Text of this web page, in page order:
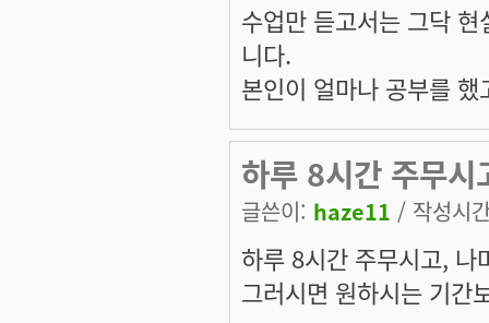
수업만 듣고서는 그닥
니다.
본인이 얼마나 공부를
하루 8시간 주무시
글쓴이: haze11 / 작성시
하루 8시간 주무시고, 나
그러시면 원하시는 기간